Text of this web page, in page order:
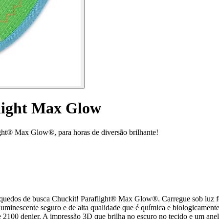
Max Glow
Max Glow®, para horas de diversão brilhante!
de busca Chuckit! Paraflight® Max Glow®. Carregue sob
seguro e de alta qualidade que é química e
denier. A impressão 3D que brilha no escuro no tecido e um